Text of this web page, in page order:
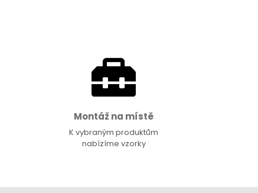
Montáž na místě
K vybraným produktům
nabízíme vzorky